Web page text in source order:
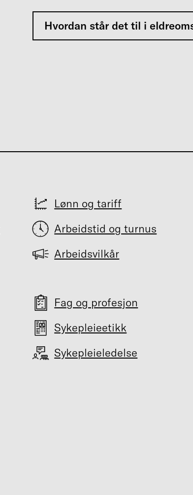
Hvordan står det til i
Lønn og tariff
Arbeidstid og turnus
Arbeidsvilkår
Fag og profesjon
Sykepleieetikk
Sykepleieledelse